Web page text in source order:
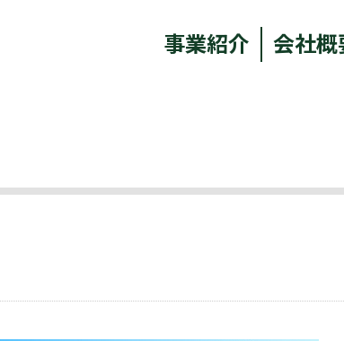
事業紹介 会社概